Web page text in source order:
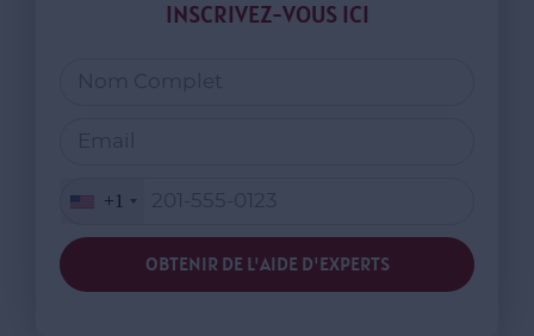
INSCRIVEZ-VOUS ICI
+1
OBTENIR DE L'AIDE D'EXPERTS